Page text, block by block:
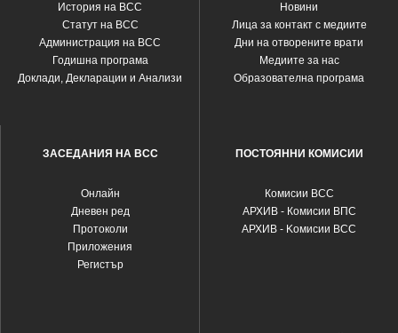
История на ВСС
Статут на ВСС
Администрация на ВСС
Годишна програма
Доклади, Декларации и Анализи
Новини
Лица за контакт с медиите
Дни на отворените врати
Медиите за нас
Образователна програма
ЗАСЕДАНИЯ НА ВСС
Oнлайн
Дневен ред
Протоколи
Приложения
Регистър
ПОСТОЯННИ КОМИСИИ
Комисии ВСС
АРХИВ - Комисии ВПС
АРХИВ - Kомисии ВСС